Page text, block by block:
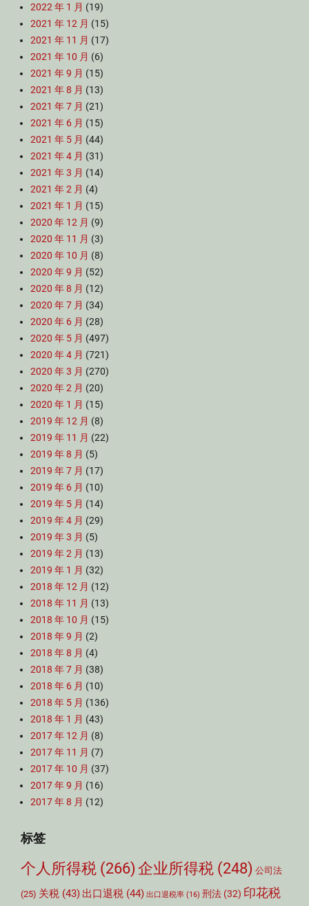
2022 年 1 月 (19)
2021 年 12 月 (15)
2021 年 11 月 (17)
2021 年 10 月 (6)
2021 年 9 月 (15)
2021 年 8 月 (13)
2021 年 7 月 (21)
2021 年 6 月 (15)
2021 年 5 月 (44)
2021 年 4 月 (31)
2021 年 3 月 (14)
2021 年 2 月 (4)
2021 年 1 月 (15)
2020 年 12 月 (9)
2020 年 11 月 (3)
2020 年 10 月 (8)
2020 年 9 月 (52)
2020 年 8 月 (12)
2020 年 7 月 (34)
2020 年 6 月 (28)
2020 年 5 月 (497)
2020 年 4 月 (721)
2020 年 3 月 (270)
2020 年 2 月 (20)
2020 年 1 月 (15)
2019 年 12 月 (8)
2019 年 11 月 (22)
2019 年 8 月 (5)
2019 年 7 月 (17)
2019 年 6 月 (10)
2019 年 5 月 (14)
2019 年 4 月 (29)
2019 年 3 月 (5)
2019 年 2 月 (13)
2019 年 1 月 (32)
2018 年 12 月 (12)
2018 年 11 月 (13)
2018 年 10 月 (15)
2018 年 9 月 (2)
2018 年 8 月 (4)
2018 年 7 月 (38)
2018 年 6 月 (10)
2018 年 5 月 (136)
2018 年 1 月 (43)
2017 年 12 月 (8)
2017 年 11 月 (7)
2017 年 10 月 (37)
2017 年 9 月 (16)
2017 年 8 月 (12)
标签
个人所得税 (266) 企业所得税 (248) 公司法
(25) 关税 (43) 出口退税 (44) 出口退税率 (16) 刑法 (32) 印花税